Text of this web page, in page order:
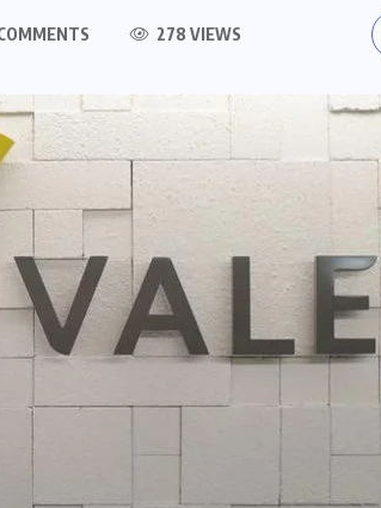
278 VIEWS
e
EDITORIAL
PF deflagra
fraude de R$ 5,7
no
7 DE